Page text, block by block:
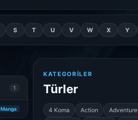
S T U V W X Y
1
Manga
KATEGORILER
Türler
4 Koma Action Adventure